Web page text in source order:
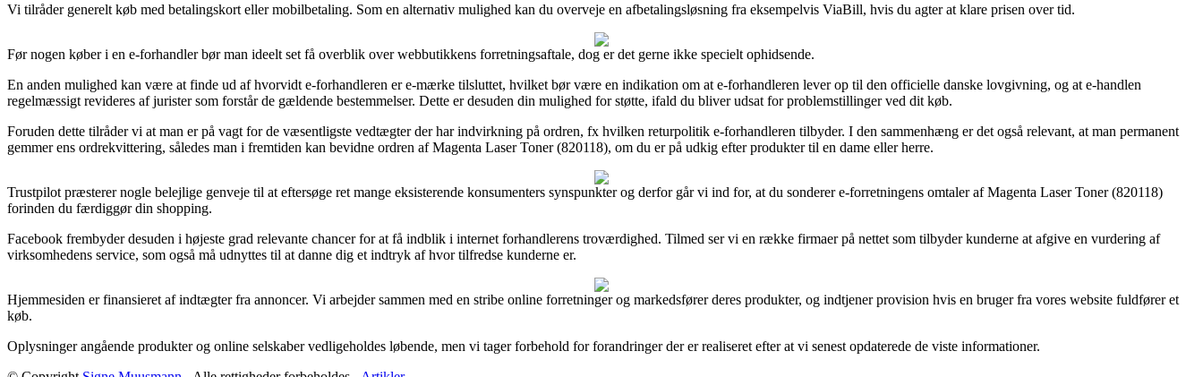
Vi tilråder generelt køb med betalingskort eller mobilbetaling. Som en alternativ mulighed kan du overveje en afbetalingsløsning fra eksempelvis ViaBill, hvis du agter at klare prisen over tid.
Før nogen køber i en e-forhandler bør man ideelt set få overblik over webbutikkens forretningsaftale, dog er det gerne ikke specielt ophidsende.
En anden mulighed kan være at finde ud af hvorvidt e-forhandleren er e-mærke tilsluttet, hvilket bør være en indikation om at e-forhandleren lever op til den officielle danske lovgivning, og at e-handlen
regelmæssigt revideres af jurister som forstår de gældende bestemmelser. Dette er desuden din mulighed for støtte, ifald du bliver udsat for problemstillinger ved dit køb.
Foruden dette tilråder vi at man er på vagt for de væsentligste vedtægter der har indvirkning på ordren, fx hvilken returpolitik e-forhandleren tilbyder. I den sammenhæng er det også relevant, at man permanent
gemmer ens ordrekvittering, således man i fremtiden kan bevidne ordren af Magenta Laser Toner (820118), om du er på udkig efter produkter til en dame eller herre.
Trustpilot præsterer nogle belejlige genveje til at eftersøge ret mange eksisterende konsumenters synspunkter og derfor går vi ind for, at du sonderer e-forretningens omtaler af Magenta Laser Toner (820118)
forinden du færdiggør din shopping.
Facebook frembyder desuden i højeste grad relevante chancer for at få indblik i internet forhandlerens troværdighed. Tilmed ser vi en række firmaer på nettet som tilbyder kunderne at afgive en vurdering af
virksomhedens service, som også må udnyttes til at danne dig et indtryk af hvor tilfredse kunderne er.
Hjemmesiden er finansieret af indtægter fra annoncer. Vi arbejder sammen med en stribe online forretninger og markedsfører deres produkter, og indtjener provision hvis en bruger fra vores website fuldfører et
køb.
Oplysninger angående produkter og online selskaber vedligeholdes løbende, men vi tager forbehold for forandringer der er realiseret efter at vi senest opdaterede de viste informationer.